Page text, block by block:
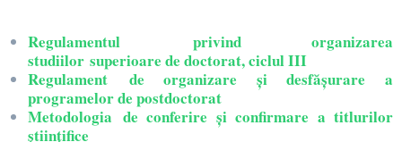
Regulamentul
privind organizarea
studiilor superioare de doctorat, ciclul III
Regulament de organizare şi desfăşurare a
programelor de postdoctorat
Metodologia de conferire și confirmare a titlurilor
științifice